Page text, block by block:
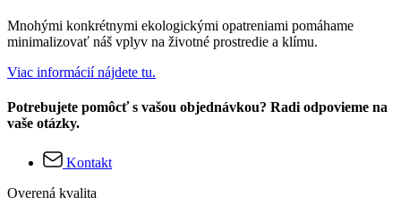
Mnohými konkrétnymi ekologickými opatreniami pomáhame
minimalizovať náš vplyv na životné prostredie a klímu.
Viac informácií nájdete tu.
Potrebujete pomôcť s vašou objednávkou? Radi odpovieme na
vaše otázky.
Kontakt
Overená kvalita